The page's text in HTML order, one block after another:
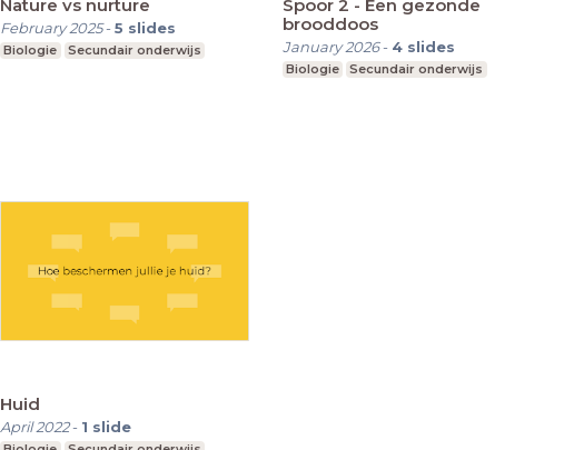
Nature vs nurture
February 2025-5 slides
Biologie Secundair onderwijs
Spoor 2 - Een gezonde
brooddoos
January 2026- 4 slides
Biologie Secundair onderwijs
Huid
April 2022- 1 slide